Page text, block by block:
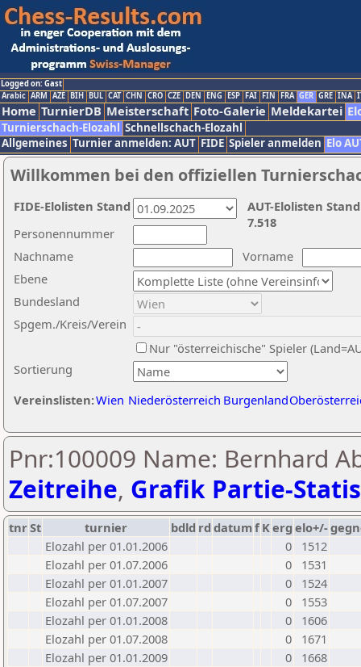
Logged on: Gast
Arabic ARM AZE BIH BUL CAT CHN CRO CZE DEN ENG ESP FAI FIN FRA GER GRE INA
Home TurnierDB Meisterschaft Foto-Galerie Meldekartei
Turnierschach-Elozahl Schnellschach-Elozahl
Allgemeines Turnier anmelden: AUT FIDE Spieler anmelden Elo
Willkommen bei den offiziellen
Nachname
Vorname
Ebene
Sortierung
Personennummer
Bundesland
Spgem./Kreis/Verein
Nur "österreichische" Spieler
Vereinslisten:Wien Niederösterreich Burgenland
AUT-Elolisten
7.518
FIDE-Elolisten Stand
Pnr:100009 Name: Bernhard
Zeitreihe, Grafik Partie-
tnrSt turnier bdld rd datumf Kerg elo+/-
Elozahl per 01.01.2006
0
1512
Elozahl per 01.07.2006
0
1531
Elozahl per 01.01.2007
0
1524
Elozahl per 01.07.2007
0
1553
Elozahl per 01.01.2008
0
1606
Elozahl per 01.07.2008
0
1671
Elozahl per 01.01.2009
0
1668